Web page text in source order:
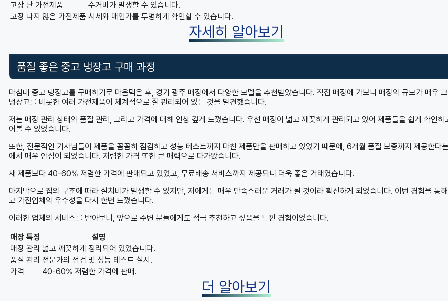
고장 난 가전제품
수거비가 발생할 수 있습니다.
고장 나지 않은 가전제품 시세와 매입가를 투명하게 확인할 수 있습니다.
자세히 알아보기
품질 좋은 중고 냉장고 구매 과정
마침내 중고 냉장고를 구매하기로 마음먹은 후, 경기 광주 매장에서 다양한 모델을 추천받았습니다. 직접 매장에 가보니 매장의 규모가 매우
냉장고를 비롯한 여러 가전제품이 체계적으로 잘 관리되어 있는 것을 발견했습니다.
저는 매장 관리 상태와 품질 관리, 그리고 가격에 대해 인상 깊게 느꼈습니다. 우선 매장이 넓고 깨끗하게 관리되고 있어 제품들을 쉽게 확인하
어볼 수 있었습니다.
또한, 전문적인 기사님들이 제품을 꼼꼼히 점검하고 성능 테스트까지 마친 제품만을 판매하고 있었기 때문에, 6개월 품질 보증까지 제공한다
에서 매우 안심이 되었습니다. 저렴한 가격 또한 큰 매력으로 다가왔습니다.
새 제품보다 40-60% 저렴한 가격에 판매되고 있었고, 무료배송 서비스까지 제공되니 더욱 좋은 거래였습니다.
마지막으로 집의 구조에 따라 설치비가 발생할 수 있지만, 저에게는 매우 만족스러운 거래가 될 것이라 확신하게 되었습니다. 이번 경험을 통
고 가전업체의 우수성을 다시 한번 느꼈습니다.
이러한 업체의 서비스를 받아보니, 앞으로 주변 분들에게도 적극 추천하고 싶음을 느낀 경험이었습니다.
매장 특징
설명
매장 관리 넓고 깨끗하게 정리되어 있었습니다.
품질 관리 전문가의 점검 및 성능 테스트 실시.
가격
40-60% 저렴한 가격에 판매.
더 알아보기